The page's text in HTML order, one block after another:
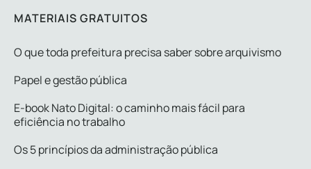
MATERIAIS GRATUITOS
O que toda prefeitura precisa saber sobre arquivismo
Papel e gestão pública
E-book Nato Digital: o caminho mais fácil para
eficiência no trabalho
Os 5 princípios da administração pública